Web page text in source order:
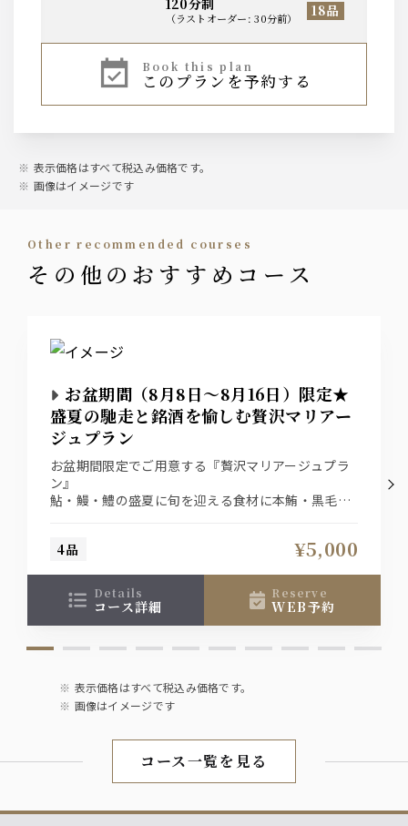
120分制
（ ラストオーダー:30分前） 18品
ビール
ザ・プレミアム・モルツ中瓶
焼酎
日本酒
燗 京都府 黒獅子
サワー
レモンサワー
グレープフルーツサワー
柚子サワー
ペプシコーラ
ジンジャーエール
ノンアルコールビアテイスト飲料オールフリー
book this plan
このプランを予約する
表示価格はすべて税込み価格です。
画像はイメージです
other recommended courses
その他のおすすめコース
お盆期間（8月8日～8月16日）限定★
盛夏の馳走と銘酒を愉しむ贅沢マリアー
ジュプラン
お盆期間限定でご用意する『贅沢マリアージュプラ
ン』
鮎・鰻・鱧の盛夏に旬を迎える食材に本鮪・黒毛和
のハイボール）と日本酒（獺祭）をご用意。
供いたします。
※8月8日～8月16日までの限定プランです。
4品 ¥5,000
details
コース詳細
reserve
WEB予約
表示価格はすべて税込み価格です。
画像はイメージです
コース一覧を見る